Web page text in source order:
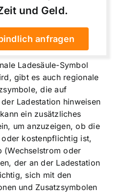
und Geld.
anfragen
Ladesäule-Symbol
gibt es auch regionale
die auf
Ladestation hinweisen
ein zusätzliches
um anzuzeigen, ob die
kostenpflichtig ist,
(Wechselstrom oder
der an der Ladestation
sich mit den
und Zusatzsymbolen